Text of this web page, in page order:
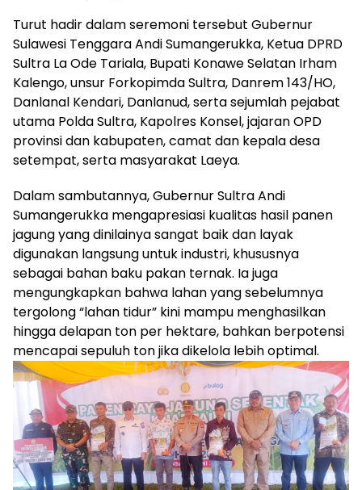
Turut hadir dalam seremoni tersebut Gubernur
Sulawesi Tenggara Andi Sumangerukka, Ketua DPRD
Sultra La Ode Tariala, Bupati Konawe Selatan Irham
Kalengo, unsur Forkopimda Sultra, Danrem 143/HO,
Danlanal Kendari, Danlanud, serta sejumlah pejabat
utama Polda Sultra, Kapolres Konsel, jajaran OPD
provinsi dan kabupaten, camat dan kepala desa
setempat, serta masyarakat Laeya.
Dalam sambutannya, Gubernur Sultra Andi
Sumangerukka mengapresiasi kualitas hasil panen
jagung yang dinilainya sangat baik dan layak
digunakan langsung untuk industri, khususnya
sebagai bahan baku pakan ternak. Ia juga
mengungkapkan bahwa lahan yang sebelumnya
tergolong “lahan tidur” kini mampu menghasilkan
hingga delapan ton per hektare, bahkan berpotensi
mencapai sepuluh ton jika dikelola lebih optimal.